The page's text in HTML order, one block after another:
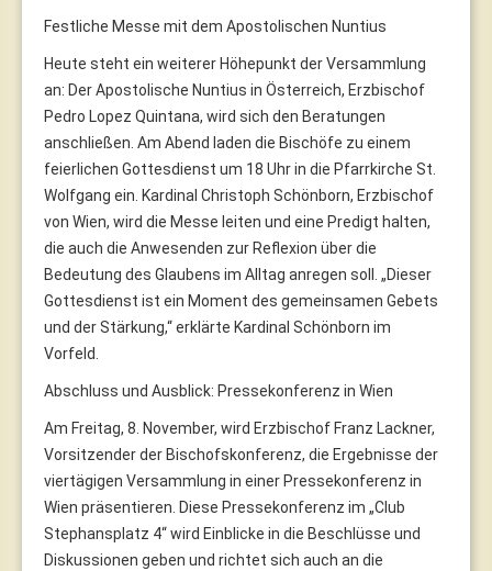
Festliche Messe mit dem Apostolischen Nuntius
Heute steht ein weiterer Höhepunkt der Versammlung
an: Der Apostolische Nuntius in Österreich, Erzbischof
Pedro Lopez Quintana, wird sich den Beratungen
anschließen. Am Abend laden die Bischöfe zu einem
feierlichen Gottesdienst um 18 Uhr in die Pfarrkirche St.
Wolfgang ein. Kardinal Christoph Schönborn, Erzbischof
von Wien, wird die Messe leiten und eine Predigt halten,
die auch die Anwesenden zur Reflexion über die
Bedeutung des Glaubens im Alltag anregen soll. „Dieser
Gottesdienst ist ein Moment des gemeinsamen Gebets
und der Stärkung,“ erklärte Kardinal Schönborn im
Vorfeld.
Abschluss und Ausblick: Pressekonferenz in Wien
Am Freitag, 8. November, wird Erzbischof Franz Lackner,
Vorsitzender der Bischofskonferenz, die Ergebnisse der
viertägigen Versammlung in einer Pressekonferenz in
Wien präsentieren. Diese Pressekonferenz im „Club
Stephansplatz 4“ wird Einblicke in die Beschlüsse und
Diskussionen geben und richtet sich auch an die